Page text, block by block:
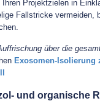
Projektzielen in
Fallstricke vermeiden,
über die
Exosomen-Isolierung
und organische